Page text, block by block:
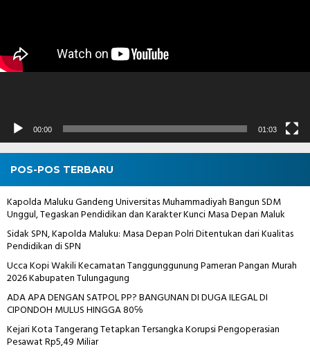
00:00 01:03
POS-POS TERBARU
Kapolda Maluku Gandeng Universitas Muhammadiyah Bangun SDM
Unggul, Tegaskan Pendidikan dan Karakter Kunci Masa Depan Maluk
Sidak SPN, Kapolda Maluku: Masa Depan Polri Ditentukan dari Kualitas
Pendidikan di SPN
Ucca Kopi Wakili Kecamatan Tanggunggunung Pameran Pangan Murah
2026 Kabupaten Tulungagung
ADA APA DENGAN SATPOL PP? BANGUNAN DI DUGA ILEGAL DI
CIPONDOH MULUS HINGGA 80℅
Kejari Kota Tangerang Tetapkan Tersangka Korupsi Pengoperasian
Pesawat Rp5,49 Miliar